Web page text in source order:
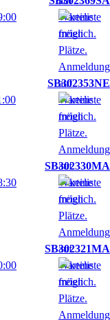
SB302353NE
SB302330MA
SB302321MA